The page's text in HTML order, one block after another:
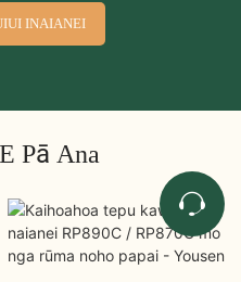
INAIANEI
Pā Ana